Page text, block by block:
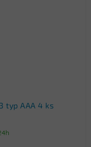
typ AAA 4 ks